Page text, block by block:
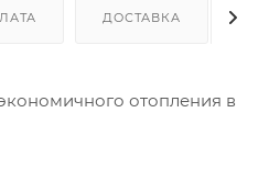
ДОСТАВКА
отопления в